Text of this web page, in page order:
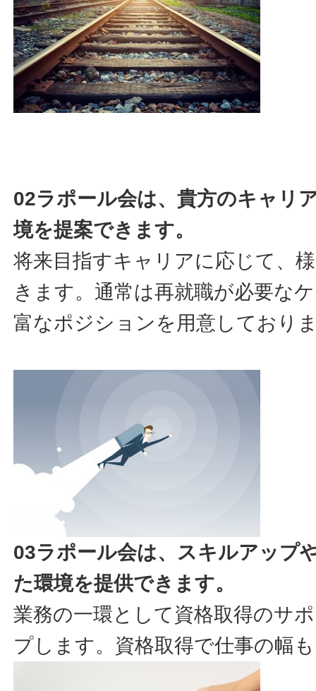
02ラポール会は、貴方のキャリ
境を提案できます。
将来目指すキャリアに応じて、
きます。通常は再就職が必要な
富なポジションを用意しており
03ラポール会は、スキルアップ
た環境を提供できます。
業務の一環として資格取得のサ
プします。資格取得で仕事の幅